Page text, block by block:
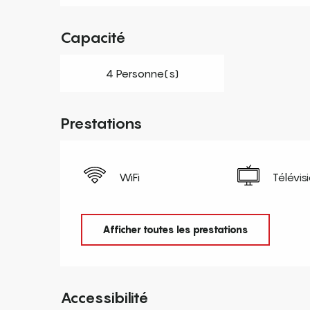
Capacité
4 Personne(s)
Prestations
WiFi
Afficher toutes les prestations
Accessibilité